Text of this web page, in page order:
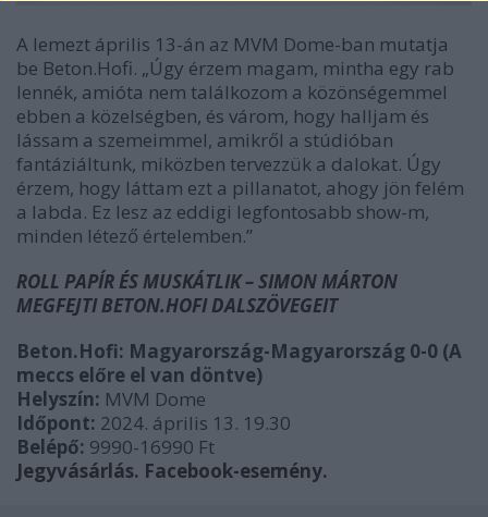
A lemezt április 13-án az MVM Dome-ban mutatja
be Beton.Hofi. „Úgy érzem magam, mintha egy rab
lennék, amióta nem találkozom a közönségemmel
ebben a közelségben, és várom, hogy halljam és
lássam a szemeimmel, amikről a stúdióban
fantáziáltunk, miközben tervezzük a dalokat. Úgy
érzem, hogy láttam ezt a pillanatot, ahogy jön felém
a labda. Ez lesz az eddigi legfontosabb show-m,
minden létező értelemben.”
ROLL PAPÍR ÉS MUSKÁTLIK – SIMON MÁRTON
MEGFEJTI BETON.HOFI DALSZÖVEGEIT
Beton.Hofi: Magyarország-Magyarország 0-0 (A
meccs előre el van döntve)
Helyszín: MVM Dome
Időpont: 2024. április 13. 19.30
Belépő: 9990-16990 Ft
Jegyvásárlás. Facebook-esemény.